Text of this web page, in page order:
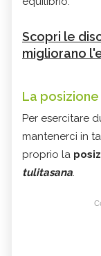
Scopri le
migliorano
La
Per esercitare
mantenerci in
proprio la
tulitasana.